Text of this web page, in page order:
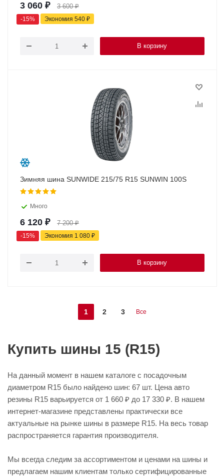
3 060 ₽ 3 600₽
-15% Экономия 540 ₽
В корзину
Зимняя шина SUNWIDE 215/75 R15 SUNWIN 100S
Много
6 120 ₽ 7 200₽
-15% Экономия 1 080 ₽
В корзину
1 2 3 Все
Купить шины 15 (R15)
На данный момент в нашем каталоге с посадочным
диаметром R15 было найдено шин: 67 шт. Цена авто
резины R15 варьируется от 1 660 ₽ до 17 330 ₽. В нашем
интернет-магазине представлены практически все
актуальные на рынке шины в размере R15. На весь товар
распространяется гарантия производителя.
Мы всегда следим за ассортиментом и ценами на шины и
предлагаем нашим клиентам только сертифицированные